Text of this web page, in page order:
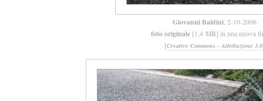
Giovanni Baldini, 2-10-2006
foto originale [1,4 MB] in una nuova
[Creative Commons - Attribuzione 3.0